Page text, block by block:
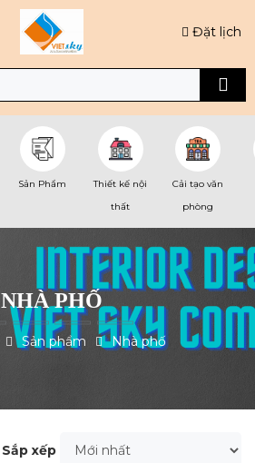
Đặt lịch
Sản Phẩm
Thiết kế nội
thất
Cải tạo văn
phòng
NHÀ PHỐ
Sản phẩm Nhà phố
Sắp xếp